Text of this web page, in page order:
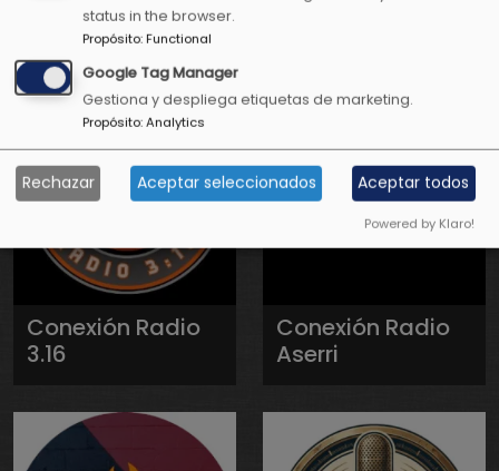
Conexión Radio
3.16
Conexión Radio
Aserri
status in the browser.
Propósito:Functional
Google Tag Manager
Gestiona y despliega etiquetas de marketing.
Propósito:Analytics
Rechazar Aceptar seleccionados Aceptar todos
Powered by Klaro!